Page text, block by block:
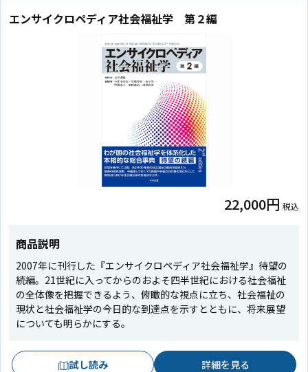
エンサイクロペディア社会福祉学 第２編
22,000円 税込
商品説明
2007年に刊行した『エンサイクロペディア社会福祉学』待望の
続編。21世紀に入ってからのおよそ四半世紀における社会福祉
の全体像を把握できるよう、俯瞰的な視点に立ち、社会福祉の
現状と社会福祉学の今日的な到達点を示すとともに、将来展望
についても明らかにする。
試し読み 詳細を見る